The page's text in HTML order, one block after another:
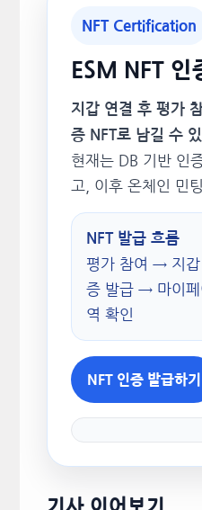
NFT Certification
ESM NFT 인
지갑 연결 후 평가
증 NFT로 남길 수
현재는 DB 기반 인
고, 이후 온체인 민
NFT 발급 흐름
평가 참여 → 지
증 발급 → 마이페
역 확인
NFT 인증 발급하기